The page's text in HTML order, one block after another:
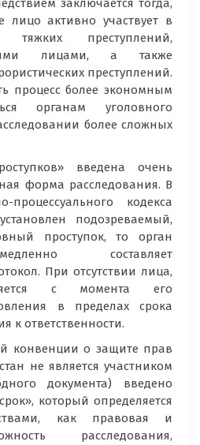
заключается тогда,
лицо активно участвует в
тяжких преступлений,
лицами, а также
преступлений.
процесс более экономным
органам уголовного
более сложных
введена очень
форма расследования. В
процессуального кодекса
подозреваемый,
проступок, то орган
составляет
При отсутствии лица,
с момента его
в пределах срока
к ответственности.
конвенции о защите прав
не является участником
документа) введено
который определяется
как правовая и
расследования,